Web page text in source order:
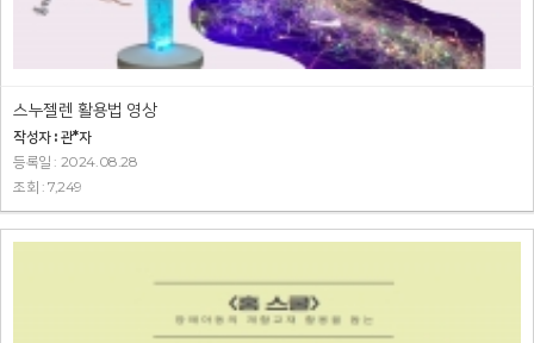
스누젤렌 활용법 영상
작성자 : 관*자
등록일 : 2024.08.28
조회 : 7,249